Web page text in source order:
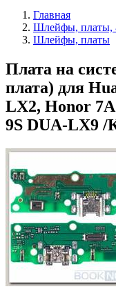
Главная
Шлейфы, платы,
Шлейфы, платы
Плата на
плата) для
LX2, Honor
9S DUA-LX9 /